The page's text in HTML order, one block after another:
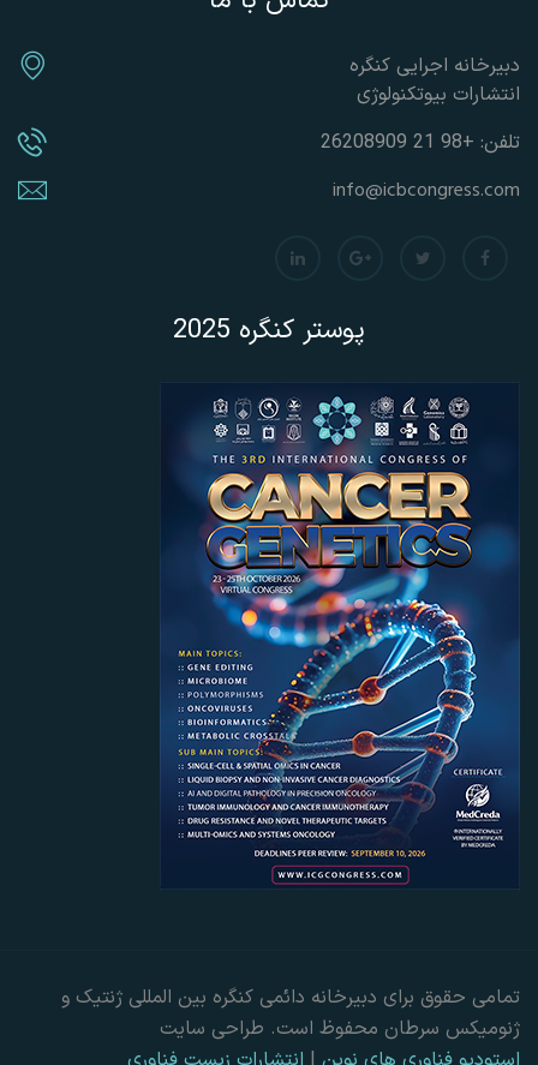
دبیرخانه اجرایی کنگره
انتشارات بیوتکنولوژی
تلفن: +98 21 26208909
info@icbcongress.com
پوستر کنگره 2025
تمامی حقوق برای دبیرخانه دائمی کنگره بین المللی ژنتیک و
ژنومیکس سرطان محفوظ است. طراحی سایت